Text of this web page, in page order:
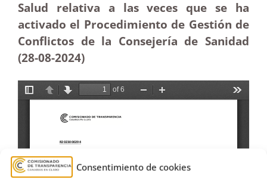
Consentimiento de cookies
Salud relativa a las veces que se ha
activado el Procedimiento de Gestión de
Conflictos de la Consejería de Sanidad
(28-08-2024)